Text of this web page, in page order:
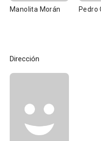
Manolita Morán Pedro
Dirección